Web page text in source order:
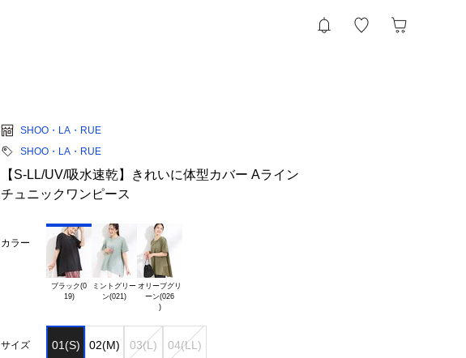
SHOO・LA・RUE
SHOO・LA・RUE
【S-LL/UV/吸水速乾】きれいに体型カバー Aライン
チュニックワンピース
カラー
ブラック(0
19)
ミントグリー オリーブグリ
ーン(026
)
サイズ 01(S) 02(M) 03(L) 04(LL)